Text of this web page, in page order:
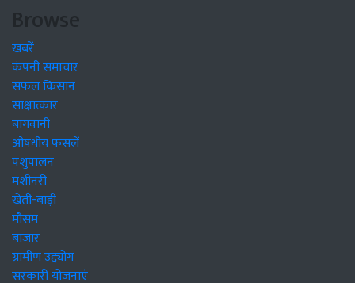
Browse
खबरें
कंपनी समाचार
सफल किसान
साक्षात्कार
बागवानी
औषधीय फसलें
पशुपालन
मशीनरी
खेती-बाड़ी
मौसम
बाजार
ग्रामीण उद्द्योग
सरकारी योजनाएं